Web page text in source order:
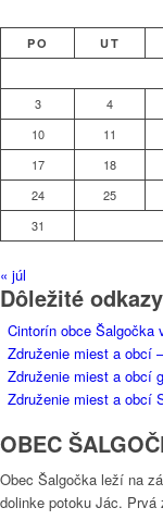
PO UT
3
4
10
11
17
18
24
25
31
« júl
Dôležité odkazy
Cintorín obce Šalgočka
Združenie miest a obcí
Združenie miest a obcí
Združenie miest a obcí
OBEC
Obec Šalgočka leží na
dolinke potoku Jác. Prvá